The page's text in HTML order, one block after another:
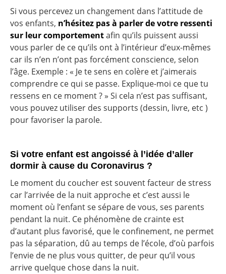
Si vous percevez un changement dans l’attitude de
vos enfants, n’hésitez pas à parler de votre ressenti
sur leur comportementafin qu’ils puissent aussi
vous parler de ce qu’ils ont à l’intérieur d’eux-mêmes
car ils n’en n’ont pas forcément conscience, selon
l’âge. Exemple : « Je te sens en colère et j’aimerais
comprendre ce qui se passe. Explique-moi ce que tu
ressens en ce moment ? » Si cela n’est pas suffisant,
vous pouvez utiliser des supports (dessin, livre, etc )
pour favoriser la parole.
Si votre enfant est angoissé à l’idée d’aller
dormir à cause du Coronavirus ?
Le moment du coucher est souvent facteur de stress
car l’arrivée de la nuit approche et c’est aussi le
moment où l’enfant se sépare de vous, ses parents
pendant la nuit. Ce phénomène de crainte est
d’autant plus favorisé, que le confinement, ne permet
pas la séparation, dû au temps de l’école, d’où parfois
l’envie de ne plus vous quitter, de peur qu’il vous
arrive quelque chose dans la nuit.